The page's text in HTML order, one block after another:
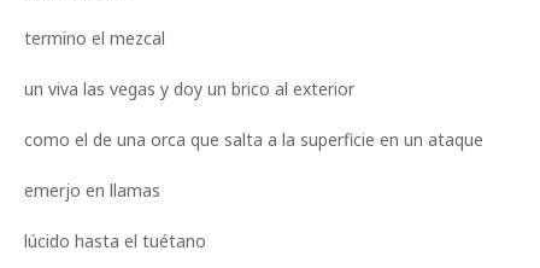
termino el mezcal
un viva las vegas y doy un brico al exterior
como el de una orca que salta a la superficie en un ataque
emerjo en llamas
lúcido hasta el tuétano